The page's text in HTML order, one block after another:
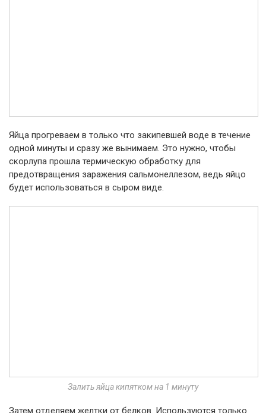
Яйца прогреваем в только что закипевшей воде в течение
одной минуты и сразу же вынимаем. Это нужно, чтобы
скорлупа прошла термическую обработку для
предотвращения заражения сальмонеллезом, ведь яйцо
будет использоваться в сыром виде.
Залить яйца кипятком на 1 минуту
Затем отделяем желтки от белков. Используются только